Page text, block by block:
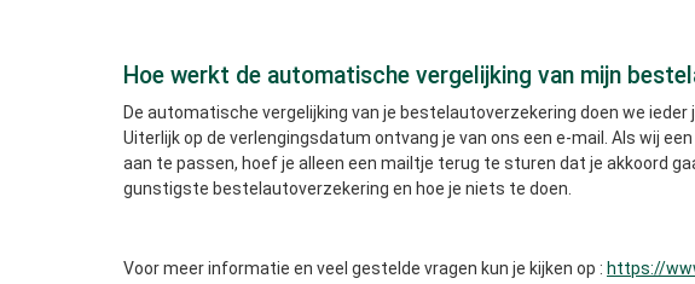
Hoe werkt de automatische vergelijking van mijn
De automatische vergelijking van je bestelautoverzekering doen we
Uiterlijk op de verlengingsdatum ontvang je van ons een e-mail. Als wij
aan te passen, hoef je alleen een mailtje terug te sturen dat je akkoord
gunstigste bestelautoverzekering en hoe je niets te doen.
Voor meer informatie en veel gestelde vragen kun je kijken op : https://